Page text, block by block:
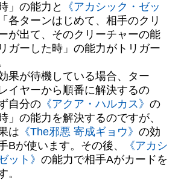
」の能力と
《アカシック・ゼッ
各ターンはじめて、相手のクリ
が出て、そのクリーチャーの能
ガーした時」の能力がトリガー
果が待機している場合、ター
イヤーから順番に解決するの
自分の 《アクア・ハルカス》 の
」の能力を解決するのですが、
は 《The邪悪 寄成ギョウ》 の効
Bが使います。その後、
《アカシ
ット》 の能力で相手Aがカードを
。